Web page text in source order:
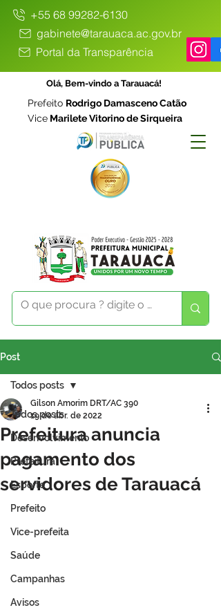
+55 68 99282-6130
gabinete@tarauaca.ac.gov.br
Portal da Transparência
Olá, Bem-vindo a Tarauacá!
Prefeito Rodrigo Damasceno Catão
Vice Marilete Vitorino de Sirqueira
Post
Todos posts
Desenvolvimento
Prefeitura
Esporte
Prefeito
Vice-prefeita
Saúde
Campanhas
Avisos
Todos posts
Prefeitura anuncia
pagamento dos
servidores de Tarauacá
Gilson Amorim DRT/AC 390
19 de abr. de 2022